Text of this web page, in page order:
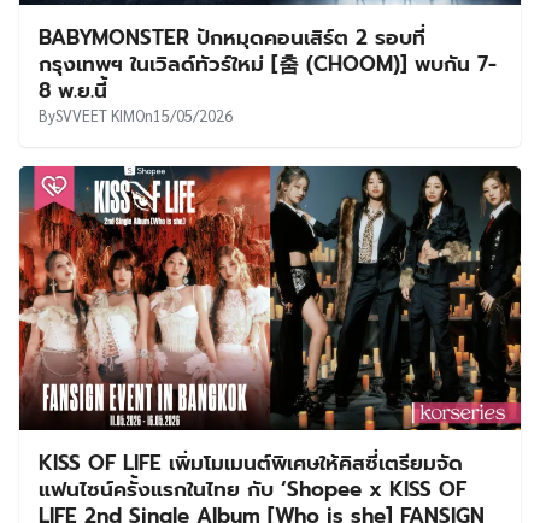
BABYMONSTER ปักหมุดคอนเสิร์ต 2 รอบที่
กรุงเทพฯ ในเวิลด์ทัวร์ใหม่ [춤 (CHOOM)] พบกัน 7-
8 พ.ย.นี้
BySVVEET KIMOn15/05/2026
KISS OF LIFE เพิ่มโมเมนต์พิเศษให้คิสซี่เตรียมจัด
แฟนไซน์ครั้งแรกในไทย กับ ‘Shopee x KISS OF
LIFE 2nd Single Album [Who is she] FANSIGN